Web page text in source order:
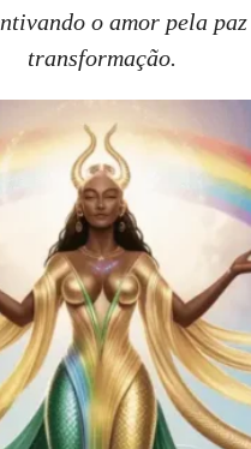
o amor pela paz
transformação.